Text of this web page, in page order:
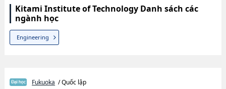
Kitami Institute of Technology Danh sách các
ngành học
Engineering
Fukuoka / Quốc lập